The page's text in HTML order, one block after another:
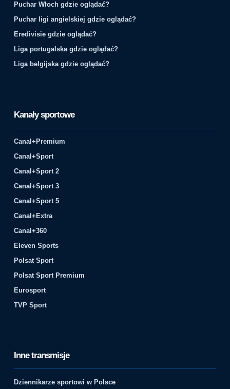
Puchar Włoch gdzie oglądać?
Puchar ligi angielskiej gdzie oglądać?
Eredivisie gdzie oglądać?
Liga portugalska gdzie oglądać?
Liga belgijska gdzie oglądać?
Kanały sportowe
Canal+Premium
Canal+Sport
Canal+Sport 2
Canal+Sport 3
Canal+Sport 5
Canal+Extra
Canal+360
Eleven Sports
Polsat Sport
Polsat Sport Premium
Eurosport
TVP Sport
Inne transmisje
Dziennikarze sportowi w Polsce